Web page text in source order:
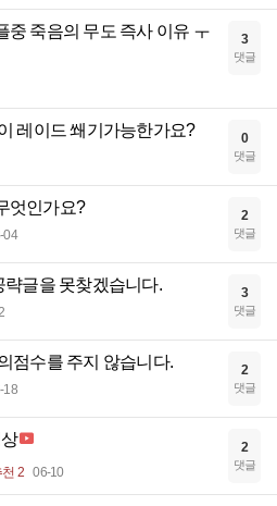
중 죽음의 무도 즉사 이유 ㅜ
3
댓글
레이드 쐐기가능한가요? 0
댓글
엇인가요?
04
2
댓글
글을 못찾겠습니다. 3
댓글
점수를 주지 않습니다.
18
2
댓글
천 2 06-10
2
댓글